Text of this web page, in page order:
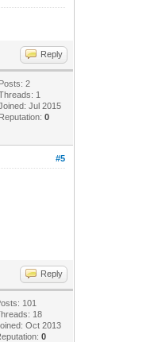
Reply
Posts: 2
1
Jul 2015
Reputation:0
#5
Reply
101
18
Oct 2013
0